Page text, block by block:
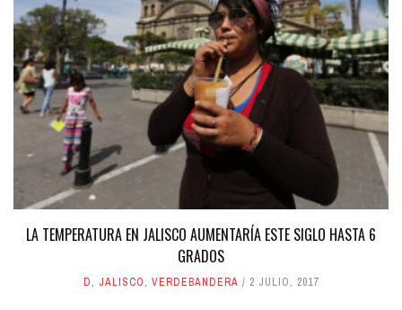
LA TEMPERATURA EN JALISCO AUMENTARÍA ESTE SIGLO HASTA 6
GRADOS
D, JALISCO, VERDEBANDERA 2 JULIO, 2017